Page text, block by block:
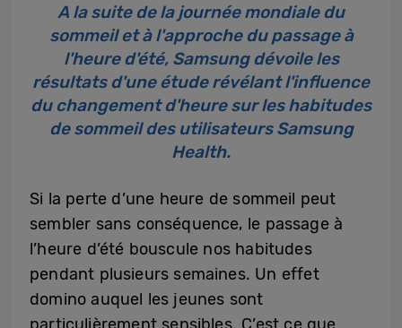
A la suite de la journée mondiale du
sommeil et à l'approche du passage à
l'heure d'été, Samsung dévoile les
résultats d'une étude révélant l'influence
du changement d'heure sur les habitudes
de sommeil des utilisateurs Samsung
Health.
Si la perte d’une heure de sommeil peut
sembler sans conséquence, le passage à
l’heure d’été bouscule nos habitudes
pendant plusieurs semaines. Un effet
domino auquel les jeunes sont